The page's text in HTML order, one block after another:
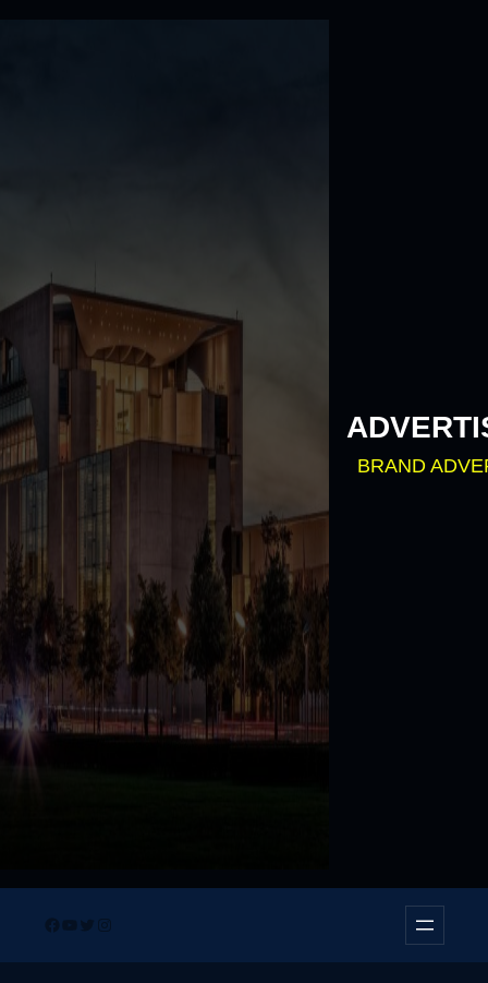
BRAND
Facebook
YouTube
TwitterInstagram